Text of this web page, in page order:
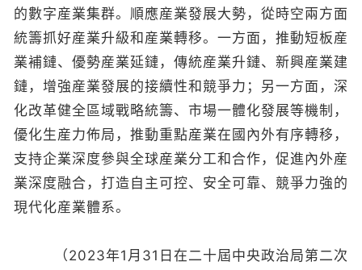
的數字産業集群。順應産業發展大勢，從時空兩方面
統籌抓好産業升級和産業轉移。一方面，推動短板産
業補鏈、優勢産業延鏈，傳統産業升鏈、新興産業建
鏈，增強産業發展的接續性和競爭力；另一方面，深
化改革健全區域戰略統籌、市場一體化發展等機制，
優化生産力佈局，推動重點産業在國內外有序轉移，
支持企業深度參與全球産業分工和合作，促進內外産
業深度融合，打造自主可控、安全可靠、競爭力強的
現代化産業體系。
（2023年1月31日在二十屆中央政治局第二次